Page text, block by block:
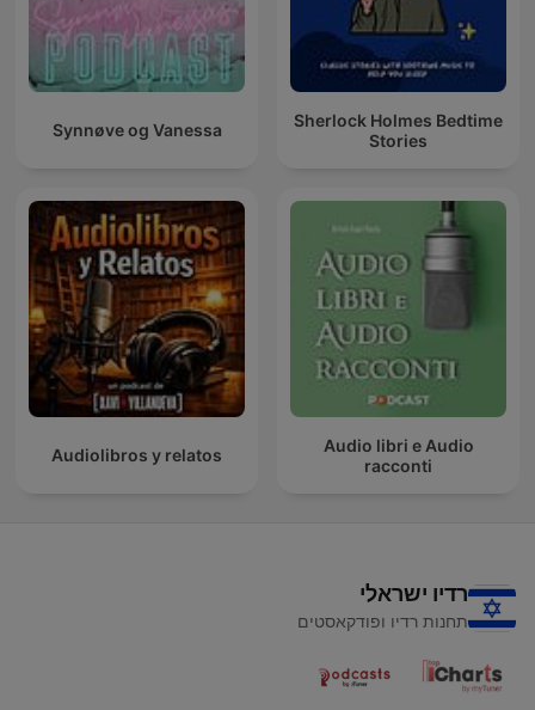
Sherlock Holmes Bedtime
Stories
Synnøve og Vanessa
Audio libri e Audio
racconti
Audiolibros y relatos
רדיו ישראלי
תחנות רדיו ופודקאסטים